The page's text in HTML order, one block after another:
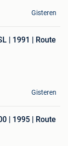
Gisteren
| 1991 | Route
Gisteren
| 1995 | Route